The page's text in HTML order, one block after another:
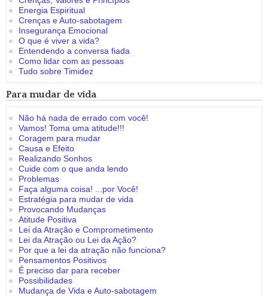
Energia Espiritual
Crenças e Auto-sabotagem
Insegurança Emocional
O que é viver a vida?
Entendendo a conversa fiada
Como lidar com as pessoas
Tudo sobre Timidez
Para mudar de vida
Não há nada de errado com você!
Vamos! Toma uma atitude!!!
Coragem para mudar
Causa e Efeito
Realizando Sonhos
Cuide com o que anda lendo
Problemas
Faça alguma coisa! ...por Você!
Estratégia para mudar de vida
Provocando Mudanças
Atitude Positiva
Lei da Atração e Comprometimento
Lei da Atração ou Lei da Ação?
Por que a lei da atração não funciona?
Pensamentos Positivos
É preciso dar para receber
Possibilidades
Mudança de Vida e Auto-sabotagem